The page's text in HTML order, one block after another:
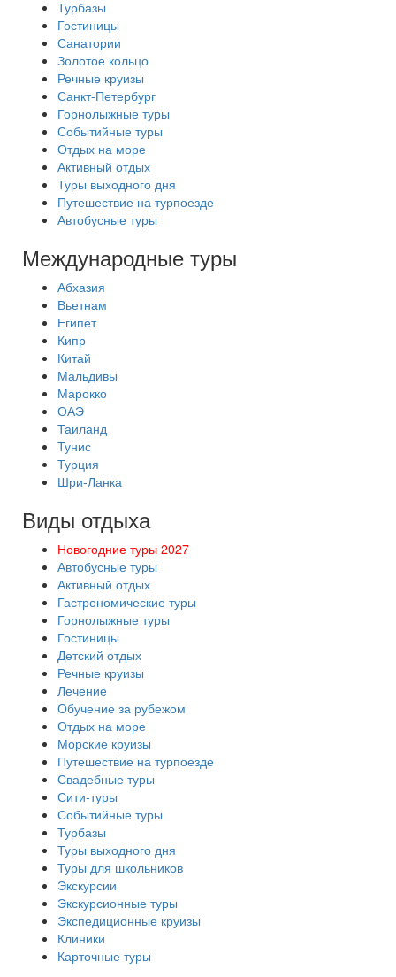
Турбазы
Гостиницы
Санатории
Золотое кольцо
Речные круизы
Санкт-Петербург
Горнолыжные туры
Событийные туры
Отдых на море
Активный отдых
Туры выходного дня
Путешествие на турпоезде
Автобусные туры
Международные туры
Абхазия
Вьетнам
Египет
Кипр
Китай
Мальдивы
Марокко
ОАЭ
Таиланд
Тунис
Турция
Шри-Ланка
Виды отдыха
Новогодние туры 2027
Автобусные туры
Активный отдых
Гастрономические туры
Горнолыжные туры
Гостиницы
Детский отдых
Речные круизы
Лечение
Обучение за рубежом
Отдых на море
Морские круизы
Путешествие на турпоезде
Свадебные туры
Сити-туры
Событийные туры
Турбазы
Туры выходного дня
Туры для школьников
Экскурсии
Экскурсионные туры
Экспедиционные круизы
Клиники
Карточные туры